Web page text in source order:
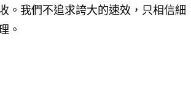
。我們不追求誇大的速效，只相信細
。